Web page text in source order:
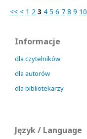
<< < 1 2 3 4 5 6 7 8 9 10
Informacje
dla czytelników
dla autorów
dla bibliotekarzy
Język / Language